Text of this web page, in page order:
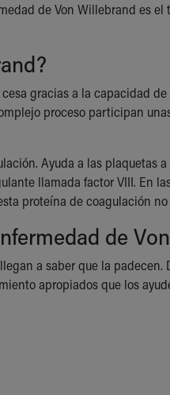
de Von Willebrand es
gracias a la capacidad
proceso participan
Ayuda a las plaquetas
llamada factor VIII. En
proteína de coagulación
de
a saber que la padecen.
apropiados que los